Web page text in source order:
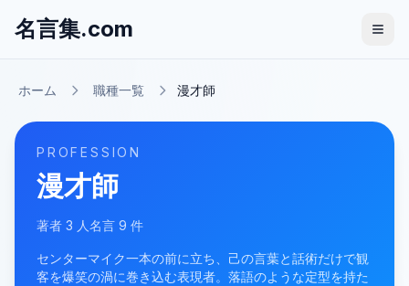
名言集.com
ホーム 職種一覧 漫才師
PROFESSION
漫才師
著者 3 人名言 9 件
センターマイク一本の前に立ち、己の言葉と話術だけで観
客を爆笑の渦に巻き込む表現者。落語のような定型を持た